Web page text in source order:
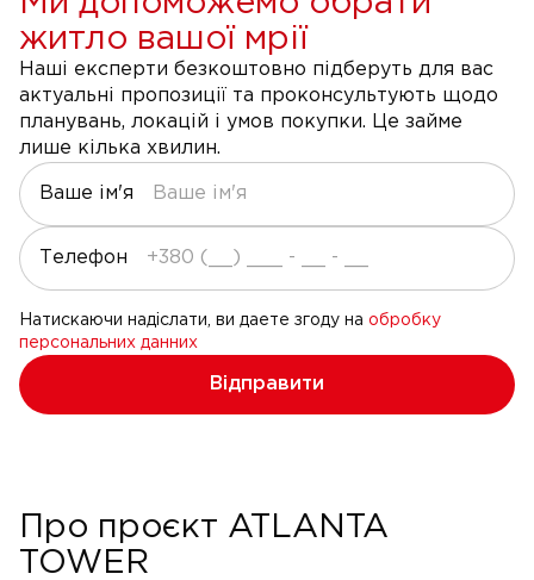
житло вашої мрії
Наші експерти безкоштовно підберуть для вас
актуальні пропозиції та проконсультують щодо
планувань, локацій і умов покупки. Це займе
лише кілька хвилин.
Ваше ім'я
Телефон
Натискаючи надіслати, ви даете згоду на обробку
персональних данних
Відправити
Про проєкт ATLANTA
TOWER